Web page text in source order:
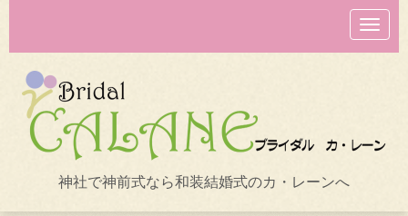
N
a
v
o
n
神社で神前式なら和装結婚式のカ・レーンへ